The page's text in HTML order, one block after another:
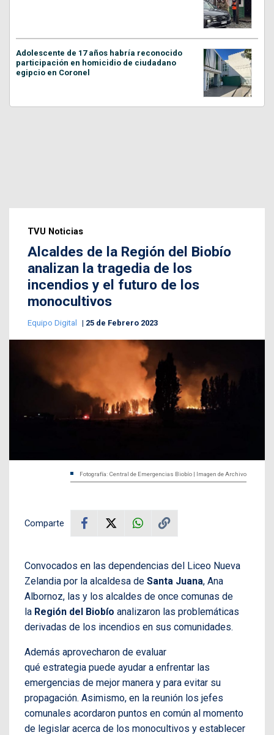
Adolescente de 17 años habría reconocido
participación en homicidio de ciudadano
egipcio en Coronel
TVU Noticias
Alcaldes de la Región del Biobío
analizan la tragedia de los
incendios y el futuro de los
monocultivos
Equipo Digital 25 de Febrero 2023
Fotografía: Central de Emergencias Biobío | Imagen de Archivo
Comparte
Convocados en las dependencias del Liceo Nueva
Zelandia por la alcaldesa de Santa Juana, Ana
Albornoz, las y los alcaldes de once comunas de
la Región del Biobío analizaron las problemáticas
derivadas de los incendios en sus comunidades.
Además aprovecharon de evaluar
qué estrategia puede ayudar a enfrentar las
emergencias de mejor manera y para evitar su
propagación. Asimismo, en la reunión los jefes
comunales acordaron puntos en común al momento
de legislar acerca de los monocultivos y establecer